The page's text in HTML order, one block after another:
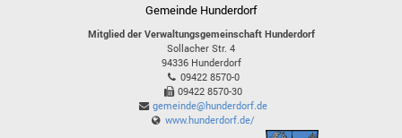
Gemeinde Hunderdorf
Mitglied der Verwaltungsgemeinschaft Hunderdorf
Sollacher Str. 4
94336 Hunderdorf
09422 8570-0
09422 8570-30
gemeinde@hunderdorf.de
www.hunderdorf.de/